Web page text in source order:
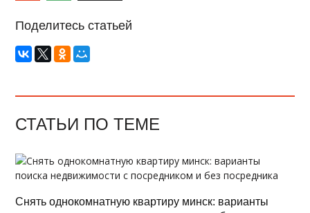
Поделитесь статьей
СТАТЬИ ПО ТЕМЕ
Снять однокомнатную квартиру минск: варианты